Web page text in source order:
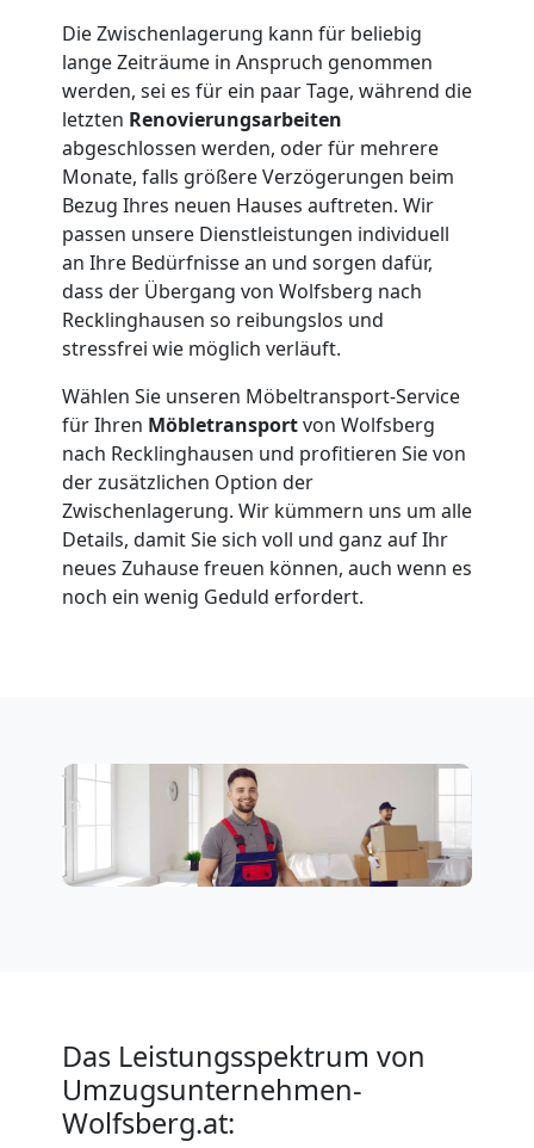
Die Zwischenlagerung kann für beliebig
lange Zeiträume in Anspruch genommen
werden, sei es für ein paar Tage, während die
letzten Renovierungsarbeiten
abgeschlossen werden, oder für mehrere
Monate, falls größere Verzögerungen beim
Bezug Ihres neuen Hauses auftreten. Wir
passen unsere Dienstleistungen individuell
an Ihre Bedürfnisse an und sorgen dafür,
dass der Übergang von Wolfsberg nach
Recklinghausen so reibungslos und
stressfrei wie möglich verläuft.
Wählen Sie unseren Möbeltransport-Service
für Ihren Möbletransportvon Wolfsberg
nach Recklinghausen und profitieren Sie von
der zusätzlichen Option der
Zwischenlagerung. Wir kümmern uns um alle
Details, damit Sie sich voll und ganz auf Ihr
neues Zuhause freuen können, auch wenn es
noch ein wenig Geduld erfordert.
Das Leistungsspektrum von
Umzugsunternehmen-
Wolfsberg.at: